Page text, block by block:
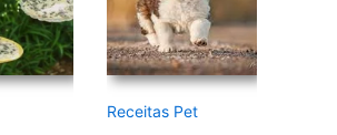
Receitas Pet